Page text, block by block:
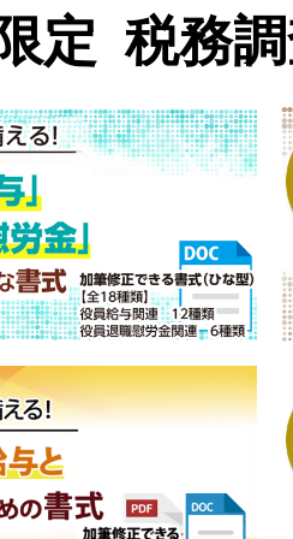
定 税務